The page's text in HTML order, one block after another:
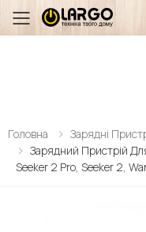
Головна
Зарядні
Зарядний Пристрій
Seeker 2 Pro, Seeker 2,